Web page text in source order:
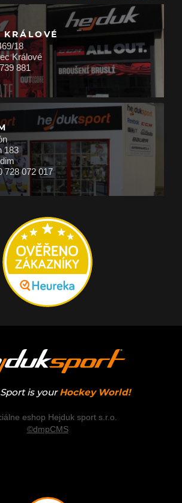
KRÁLOVÉ
18
Králové
881
183
728 072 017
is your Hockey World!
eshop Hejduk sport s.r.o.
©dmpCMS